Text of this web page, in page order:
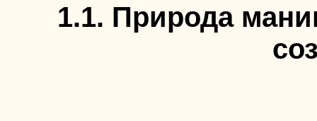
1.1. Природа